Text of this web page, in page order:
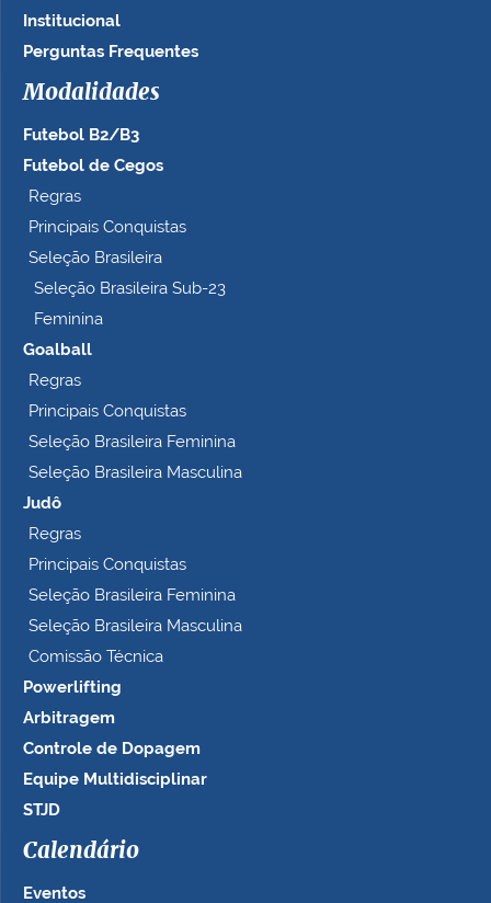
Institucional
Perguntas Frequentes
Modalidades
Futebol B2/B3
Futebol de Cegos
Regras
Principais Conquistas
Seleção Brasileira
Seleção Brasileira Sub-23
Feminina
Goalball
Regras
Principais Conquistas
Seleção Brasileira Feminina
Seleção Brasileira Masculina
Judô
Regras
Principais Conquistas
Seleção Brasileira Feminina
Seleção Brasileira Masculina
Comissão Técnica
Powerlifting
Arbitragem
Controle de Dopagem
Equipe Multidisciplinar
STJD
Calendário
Eventos